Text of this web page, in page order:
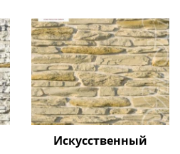
Искусственный